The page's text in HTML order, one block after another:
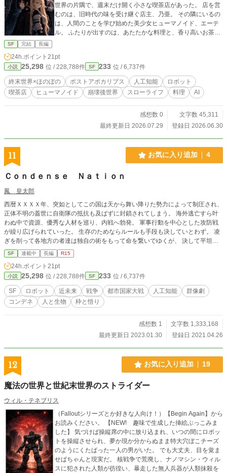
世界の片隅で、週末だけ開く小さな喫茶店があった。 店を営
むのは、旧時代の味を受け継ぐ店主、乃亜。 その隣にいるの
は、人間のことを学び始めた美少女ヒューマノイド、エーテ
ル。 ふたりが出すのは、あたたかな料理と、香り高いお茶。
物ではない毛玉。 お客が持ち込むのは、消せなかった後悔、
忘れたくない痛み、誰にも話せなかった記憶。 乃亜とエーテ
ルは、料理とお茶を通して、その記憶にそっと寄り添ってい
く。 ほのぼの、時々不穏。 終末世界で人間の味を取り戻す、
週末喫茶ストーリー。
SF 完結 長編
24h.ポイント 21pt
小説 25,298 位 / 228,788件 SF 233 位 / 6,737件
終末世界×ほのぼの ポストアポカリプス 人工知能
ロボット
喫茶店
ヒューマノイド 崩壊後世界 スローライフ 料理 AI
感想数 0
文字数 45,311
最終更新日 2026.07.29
登録日 2026.06.30
11 お気に入り追加 4
Ｃｏｎｄｅｎｓｅ Ｎａｔｉｏｎ
鳳 皇太郎
西暦ＸＸＸＸ年、突如としてこの国は天から舞い降りた勢力によって制圧され、
正体不明の蓋世に自衛隊の抵抗も及ばずに封鎖されてしまう。 海外逃亡すら叶
わぬ中で資源、優秀な人材を巡り、内戦へ勃発。 軍事行動を中心とした攻防戦
が繰り広げられていった。 生存のためならルールも手段も決していとわず。 凌
ぎを削って各地方の者達は独自の術をもって命を繋いでゆくが、 決して平坦な
道もなくそれぞれの明日を願いゆく。 五感の界隈すら全て内側の央へ。 サイバ
ーとスチームの間を目指して 登場する人物・団体・名称等は架空であり、 実在
のものとは関係ありません。
SF 連載中 長編 R15
24h.ポイント 21pt
小説 25,298 位 / 228,788件 SF 233 位 / 6,737件
SF ロボット 近未来 戦争 都市国家大戦 人工知能
群像劇
コンデネ
人と生物 枠と悟り
感想数 1
文字数 1,333,168
最終更新日 2023.01.30
登録日 2021.04.26
12 お気に入り追加 19
魔法の世界と世紀末世界のストライダー
ウィル・テネブリス
（Falloutシリーズとか好きな人向け！）【Begin Again】から
お読みください。 【NEW! 趣味で生成した挿絵ぶっこみま
した】 気づけば操縦席の中に放り込まれ、いつの間にロボッ
トを操縦させられ、夢か現か分からぬまま特大穴ぼこチーズ
のようにくたばった一人の男がいた。 でも大丈夫、目を覚ま
せばちゃんと現実だ。 核戦争で荒廃し、ナノマシン・ウィル
スに犯された人類が彷徨い、暴走した無人兵器が人類抹殺を